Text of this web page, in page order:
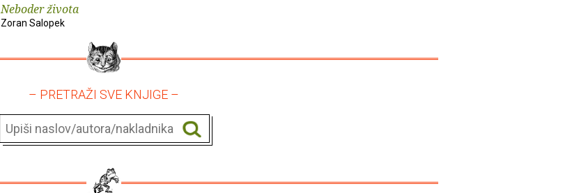
Neboder života
Zoran Salopek
– PRETRAŽI SVE KNJIGE –